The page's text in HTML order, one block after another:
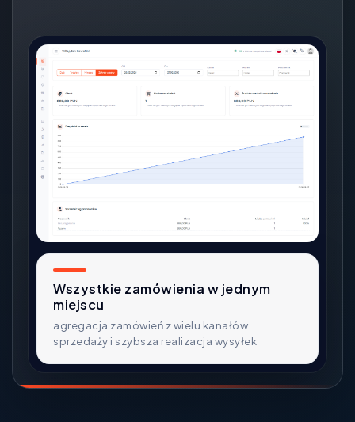
Wszystkie zamówienia w jednym
miejscu
agregacja zamówień z wielu kanałów
sprzedaży i szybsza realizacja wysyłek